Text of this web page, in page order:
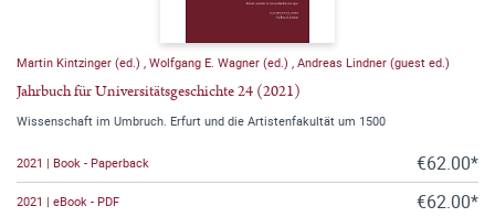
Martin Kintzinger (ed.) Wolfgang E. Wagner (ed.) Andreas Lindner (guest ed.)
Jahrbuch für Universitätsgeschichte 24 (2021)
Wissenschaft im Umbruch. Erfurt und die Artistenfakultät um 1500
2021 | Book - Paperback €62.00*
2021 | eBook - PDF €62.00*